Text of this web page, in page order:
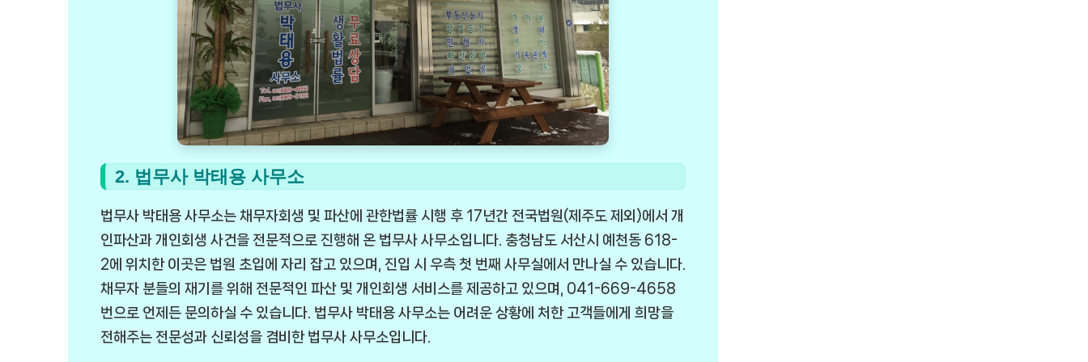
2. 법무사 박태용 사무소
법무사 박태용 사무소는 채무자회생 및 파산에 관한법률 시행 후 17년간 전국법원(제주도 제외)에서 개
인파산과 개인회생 사건을 전문적으로 진행해 온 법무사 사무소입니다. 충청남도 서산시 예천동 618-
2에 위치한 이곳은 법원 초입에 자리 잡고 있으며, 진입 시 우측 첫 번째 사무실에서 만나실 수 있습니다.
채무자 분들의 재기를 위해 전문적인 파산 및 개인회생 서비스를 제공하고 있으며, 041-669-4658
번으로 언제든 문의하실 수 있습니다. 법무사 박태용 사무소는 어려운 상황에 처한 고객들에게 희망을
전해주는 전문성과 신뢰성을 겸비한 법무사 사무소입니다.